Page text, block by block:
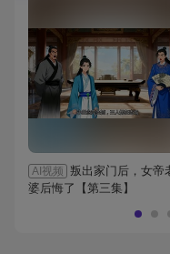
AI视频 叛出家门后，女帝
婆后悔了【第三集】